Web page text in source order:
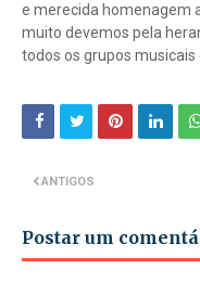
e merecida homenagem
muito devemos pela
todos os grupos musicais
ANTIGOS
Postar um